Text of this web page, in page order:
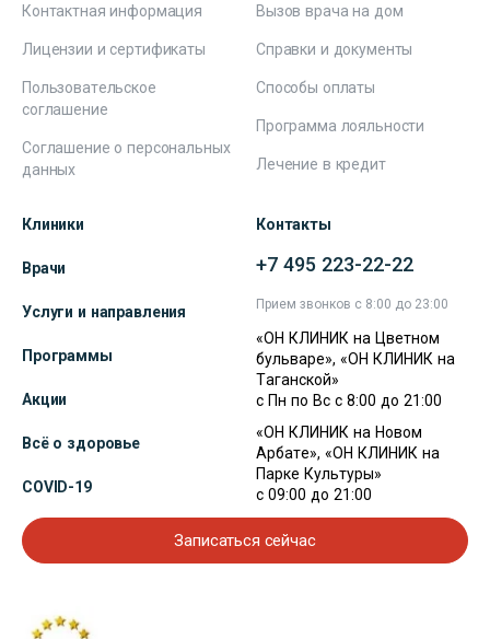
Контактная информация
Лицензии и сертификаты
Пользовательское
соглашение
Соглашение о персональных
данных
Вызов врача на дом
Справки и документы
Способы оплаты
Программа лояльности
Лечение в кредит
Клиники
Врачи
Услуги и направления
Программы
Акции
Всё о здоровье
COVID-19
Контакты
+7 495 223-22-22
Прием звонков с 8:00 до 23:00
«ОН КЛИНИК на Цветном
бульваре», «ОН КЛИНИК на
Таганской»
с Пн по Вс с 8:00 до 21:00
«ОН КЛИНИК на Новом
Арбате», «ОН КЛИНИК на
Парке Культуры»
с 09:00 до 21:00
Записаться сейчас